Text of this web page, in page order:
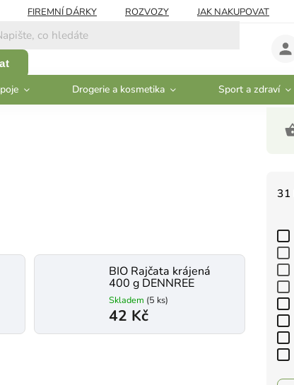
FIREMNÍ DÁRKY ROZVOZY JAK NAKUPOVAT
Drogerie a kosmetika Sport a zdraví
31
BIO Rajčata krájená
400 g DENNREE
Skladem (5 ks)
42 Kč